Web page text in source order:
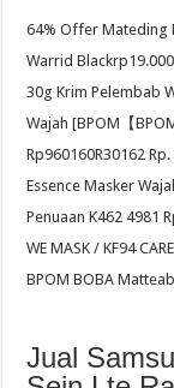
64% Offer Mateding
Warrid
30g Krim Pelembab
Wajah [BPOM【
Rp960160R30162
Essence Masker
Penuaan K462 4981
WE MASK / KF94
BPOM BOBA
Jual